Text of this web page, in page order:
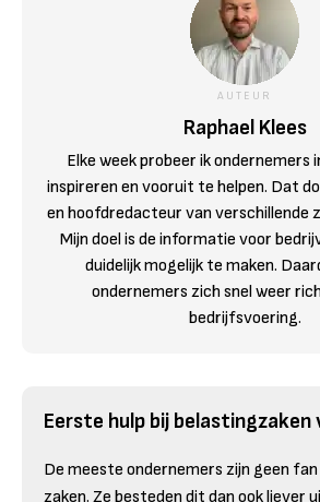
AUTEUR
Raphael Klees
Elke week probeer ik ondernemers
inspireren en vooruit te helpen. Dat
en hoofdredacteur van verschillende
Mijn doel is de informatie voor
duidelijk mogelijk te maken.
ondernemers zich snel weer
bedrijfsvoering.
Eerste hulp bij
De meeste ondernemers zijn geen
zaken. Ze besteden dit dan ook liever